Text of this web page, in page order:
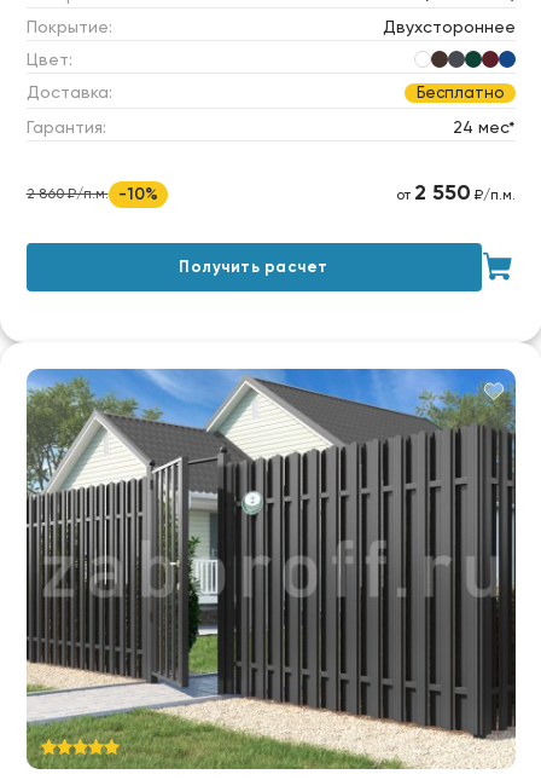
Покрытие:
Двухстороннее
Цвет:
Доставка:
Бесплатно
Гарантия: 24 мес*
2 860 ₽/п.м. -10% от 2 550 ₽/п.м.
Получить расчет